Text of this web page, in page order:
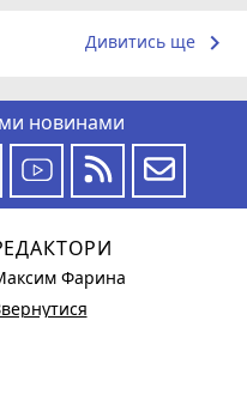
Дивитись ще keyboard_arrow_right
новинами
Фарина